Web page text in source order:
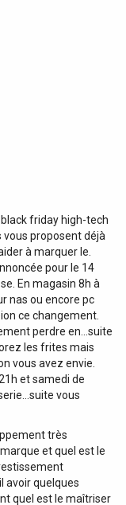
friday high-tech
proposent déjà
à marquer le.
pour le 14
En magasin 8h à
nas ou encore pc
ce changement.
perdre en…suite
les frites mais
vous avez envie.
et samedi de
vous
très
et quel est le
avoir quelques
quel est le maîtriser